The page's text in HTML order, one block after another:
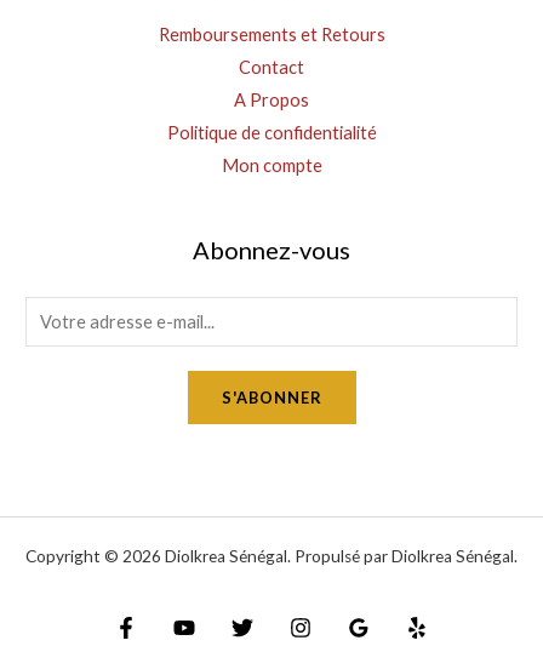
Remboursements et Retours
Contact
A Propos
Politique de confidentialité
Mon compte
Abonnez-vous
m
S'ABONNER
Copyright © 2026 Diolkrea Sénégal. Propulsé par Diolkrea Sénégal.